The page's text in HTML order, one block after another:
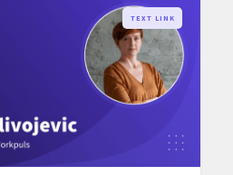
TEXT LINK